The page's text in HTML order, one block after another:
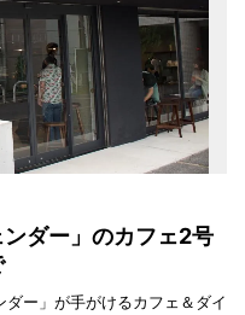
ダー」のカフェ2号
ー」が手がけるカフェ＆ダイ